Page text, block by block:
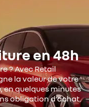
en 48h
? Avec Retail
la valeur de votre
en quelques minutes
obligation d’achat.